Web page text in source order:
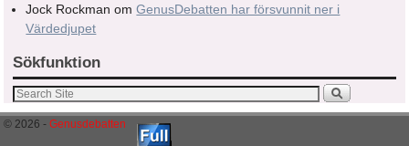
Jock Rockman omGenusDebatten har försvunnit ner i
Värdedjupet
Sökfunktion
© 2026 - Genusdebatten